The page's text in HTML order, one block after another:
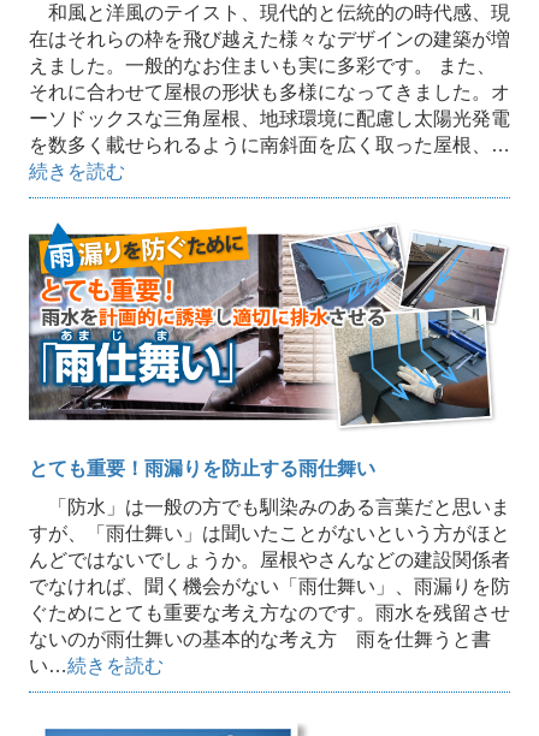
和風と洋風のテイスト、現代的と伝統的の時代感、現
在はそれらの枠を飛び越えた様々なデザインの建築が増
えました。一般的なお住まいも実に多彩です。 また、
それに合わせて屋根の形状も多様になってきました。オ
ーソドックスな三角屋根、地球環境に配慮し太陽光発電
を数多く載せられるように南斜面を広く取った屋根、…
続きを読む
とても重要！雨漏りを防止する雨仕舞い
「防水」は一般の方でも馴染みのある言葉だと思いま
すが、「雨仕舞い」は聞いたことがないという方がほと
んどではないでしょうか。屋根やさんなどの建設関係者
でなければ、聞く機会がない「雨仕舞い」、雨漏りを防
ぐためにとても重要な考え方なのです。雨水を残留させ
ないのが雨仕舞いの基本的な考え方 雨を仕舞うと書
い…続きを読む